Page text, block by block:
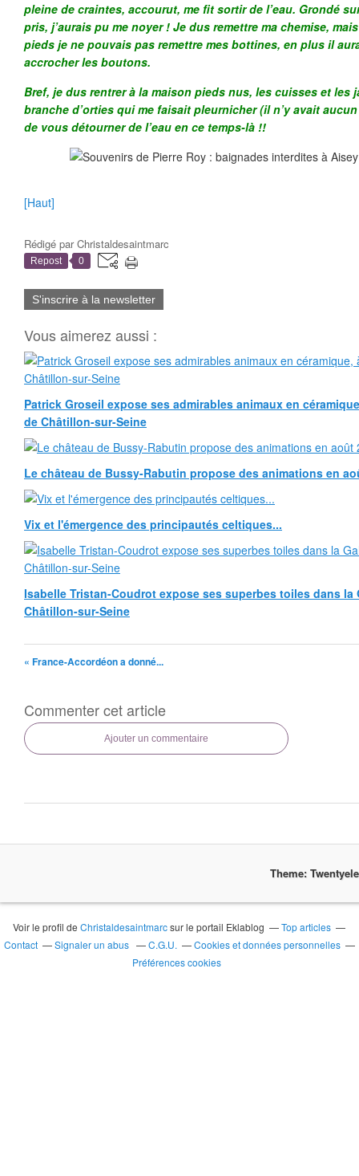
pleine de craintes, accourut, me fit sortir de l’eau. Grondé
pris, j’aurais pu me noyer ! Je dus remettre ma chemise,
pieds je ne pouvais pas remettre mes bottines, en plus il
accrocher les boutons.
Bref, je dus rentrer à la maison pieds nus, les cuisses et les
branche d’orties qui me faisait pleurnicher (il n’y avait
de vous détourner de l’eau en ce temps-là !!
[Haut]
Rédigé parChristaldesaintmarc
Repost 0
S'inscrire à la newsletter
Vous aimerez aussi :
Patrick Groseil expose ses admirables animaux en
de Châtillon-sur-Seine
Le château de Bussy-Rabutin propose des animations en
Vix et l'émergence des principautés celtiques...
Isabelle Tristan-Coudrot expose ses superbes toiles dans la
Châtillon-sur-Seine
« France-Accordéon a donné...
Commenter cet article
Ajouter un commentaire
Theme:
Voir le profil deChristaldesaintmarcsur le portail Eklablog
Top articles
Contact
Signaler un abus C.G.U.
Cookies et données personnelles
Préférences cookies